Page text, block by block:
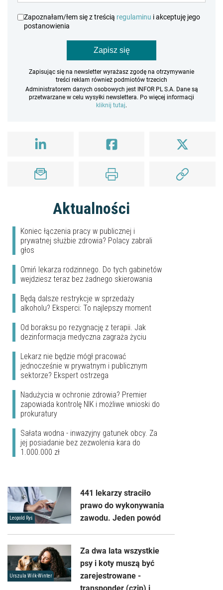
Zapoznałam/łem się z treścią regulaminu i akceptuję jego
postanowienia
Zapisz się
Zapisując się na newsletter wyrażasz zgodę na otrzymywanie
treści reklam również podmiotów trzecich
Administratorem danych osobowych jest INFOR PL S.A. Dane są
przetwarzane w celu wysyłki newslettera. Po więcej informacji
kliknij tutaj.
Aktualności
Koniec łączenia pracy w publicznej i
prywatnej służbie zdrowia? Polacy zabrali
głos
Omiń lekarza rodzinnego. Do tych gabinetów
wejdziesz teraz bez żadnego skierowania
Będą dalsze restrykcje w sprzedaży
alkoholu? Eksperci: To najlepszy moment
Od boraksu po rezygnację z terapii. Jak
dezinformacja medyczna zagraża życiu
Lekarz nie będzie mógł pracować
jednocześnie w prywatnym i publicznym
sektorze? Ekspert ostrzega
Nadużycia w ochronie zdrowia? Premier
zapowiada kontrolę NIK i możliwe wnioski do
prokuratury
Sałata wodna - inwazyjny gatunek obcy. Za
jej posiadanie bez zezwolenia kara do
1.000.000 zł
Leopold Ryś
441 lekarzy straciło
prawo do wykonywania
zawodu. Jeden powód
Urszula Wilk-Winter
Za dwa lata wszystkie
psy i koty muszą być
zarejestrowane -